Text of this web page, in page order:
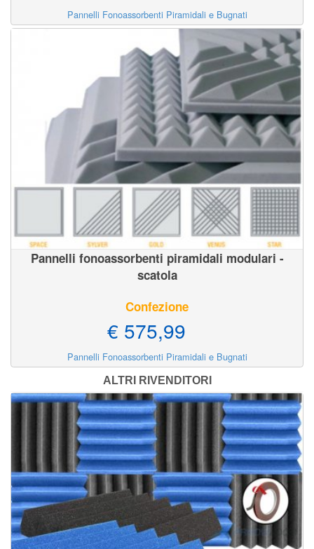
Pannelli Fonoassorbenti Piramidali e Bugnati
Pannelli fonoassorbenti piramidali modulari -
scatola
Confezione
€ 575,99
Pannelli Fonoassorbenti Piramidali e Bugnati
ALTRI RIVENDITORI